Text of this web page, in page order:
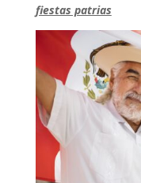
fiestas patrias